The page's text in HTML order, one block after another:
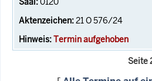
21 O 576/24
Termin aufgehoben
Seite